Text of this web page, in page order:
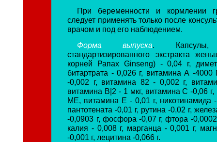
При беременности и кормлении
следует применять только после
врачом и под его наблюдением.
Форма выпуска . Капсулы,
стандартизированного экстракта
корней Рапах Ginseng) - 0,04 г,
битартрата - 0,026 г, витамина А -
-0,002 г, витамина 82 - 0,002 г,
витамина В|2 - 1 мкг, витамина С -0,06
ME, витамина Е - 0,01 г, никотинамида
пантотената -0,01 г, рутина -0,02 г,
-0,0903 г, фосфора -0,07 г, фтора -
калия - 0,008 г, марганца - 0,001 г,
-0,001 г, лецитина -0,066 г.